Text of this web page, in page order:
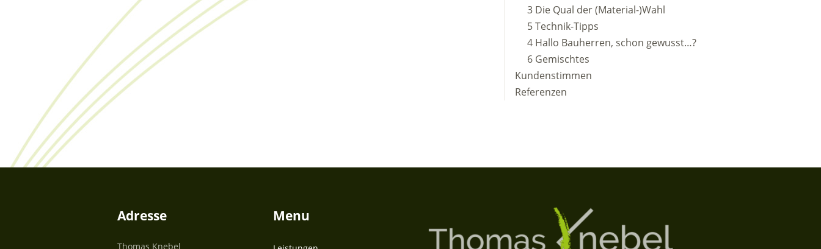
3 Die Qual der (Material-)Wahl
5 Technik-Tipps
4 Hallo Bauherren, schon gewusst…?
6 Gemischtes
Kundenstimmen
Referenzen
Adresse
Thomas Knebel
Menu